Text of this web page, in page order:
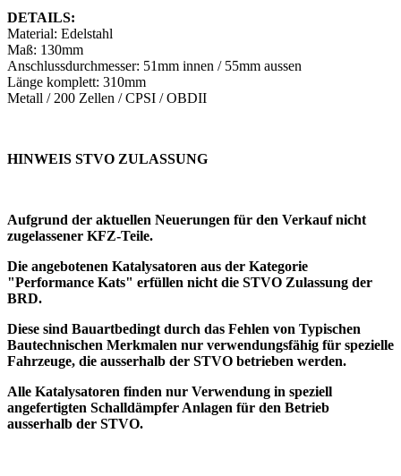
DETAILS:
Material: Edelstahl
Maß: 130mm
Anschlussdurchmesser: 51mm innen / 55mm aussen
Länge komplett: 310mm
Metall / 200 Zellen / CPSI / OBDII
HINWEIS STVO ZULASSUNG
Aufgrund der aktuellen Neuerungen für den Verkauf nicht
zugelassener KFZ-Teile.
Die angebotenen Katalysatoren aus der Kategorie
"Performance Kats" erfüllen nicht die STVO Zulassung der
BRD.
Diese sind Bauartbedingt durch das Fehlen von Typischen
Bautechnischen Merkmalen nur verwendungsfähig für spezielle
Fahrzeuge, die ausserhalb der STVO betrieben werden.
Alle Katalysatoren finden nur Verwendung in speziell
angefertigten Schalldämpfer Anlagen für den Betrieb
ausserhalb der STVO.